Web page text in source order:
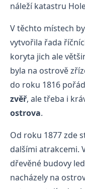
náleží katastru
V těchto místech
vytvořila řada
koryta jich ale
byla na ostrově
do roku 1816
zvěř, ale třeba i
ostrova.
Od roku 1877 zde
dalšími atrakcemi.
dřevěné budovy
nacházely na